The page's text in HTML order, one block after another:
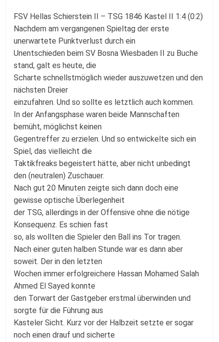
FSV Hellas Schierstein II – TSG 1846 Kastel II 1:4 (0:2)
Nachdem am vergangenen Spieltag der erste
unerwartete Punktverlust durch ein
Unentschieden beim SV Bosna Wiesbaden II zu Buche
stand, galt es heute, die
Scharte schnellstmöglich wieder auszuwetzen und den
nächsten Dreier
einzufahren. Und so sollte es letztlich auch kommen.
In der Anfangsphase waren beide Mannschaften
bemüht, möglichst keinen
Gegentreffer zu erzielen. Und so entwickelte sich ein
Spiel, das vielleicht die
Taktikfreaks begeistert hätte, aber nicht unbedingt
den (neutralen) Zuschauer.
Nach gut 20 Minuten zeigte sich dann doch eine
gewisse optische Überlegenheit
der TSG, allerdings in der Offensive ohne die nötige
Konsequenz. Es schien fast
so, als wollten die Spieler den Ball ins Tor tragen.
Nach einer guten halben Stunde war es dann aber
soweit. Der in den letzten
Wochen immer erfolgreichere Hassan Mohamed Salah
Ahmed El Sayed konnte
den Torwart der Gastgeber erstmal überwinden und
sorgte für die Führung aus
Kasteler Sicht. Kurz vor der Halbzeit setzte er sogar
noch einen drauf und sicherte